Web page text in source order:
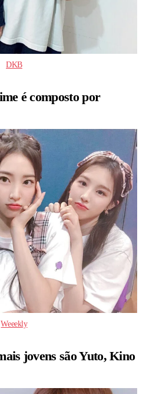
DKB
é composto por
Weeekly
jovens são Yuto, Kino